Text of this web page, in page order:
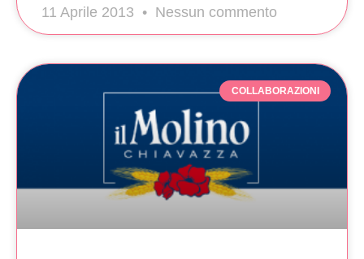
11 Aprile 2013 Nessun commento
COLLABORAZIONI